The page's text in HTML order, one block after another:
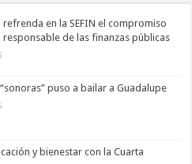
en la SEFIN el compromiso
responsable de las finanzas públicas
puso a bailar a Guadalupe
y bienestar con la Cuarta